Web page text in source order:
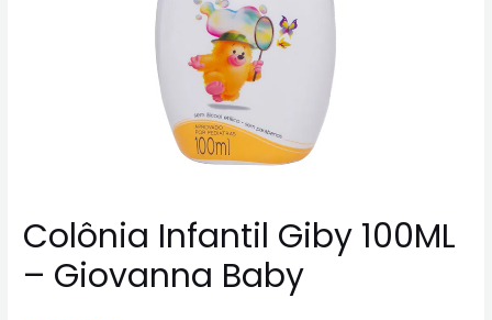
Colônia Infantil Giby 100ML
– Giovanna Baby